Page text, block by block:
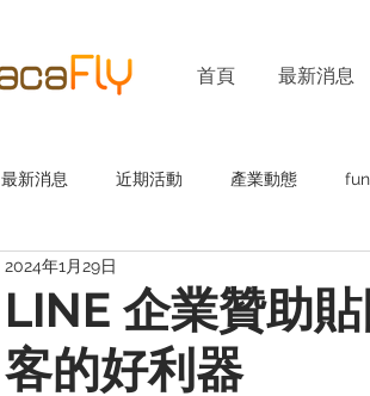
首頁 最新消息
最新消息 近期活動 產業動態
LINE 企業贊助
客的好利器
2024年1月29日